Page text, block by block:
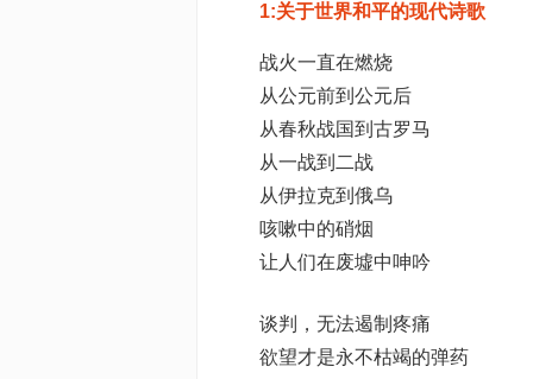
1:关于世界和平的现代诗歌
战火一直在燃烧
从公元前到公元后
从春秋战国到古罗马
从一战到二战
从伊拉克到俄乌
咳嗽中的硝烟
让人们在废墟中呻吟
谈判，无法遏制疼痛
欲望才是永不枯竭的弹药